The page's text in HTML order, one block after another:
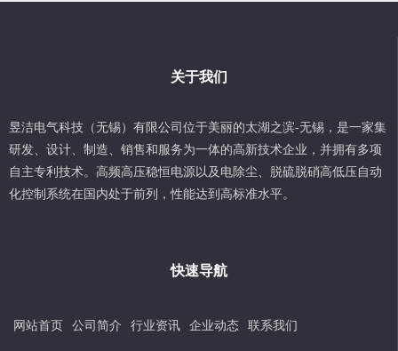
关于我们
昱洁电气科技（无锡）有限公司位于美丽的太湖之滨-无锡，是一家集
研发、设计、制造、销售和服务为一体的高新技术企业，并拥有多项
自主专利技术。高频高压稳恒电源以及电除尘、脱硫脱硝高低压自动
化控制系统在国内处于前列，性能达到高标准水平。
快速导航
网站首页 公司简介 行业资讯 企业动态 联系我们